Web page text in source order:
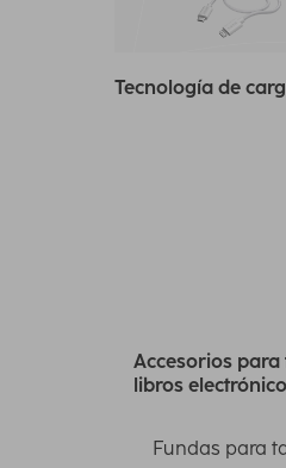
Tecnología de
Accesorios para
libros
Fundas para